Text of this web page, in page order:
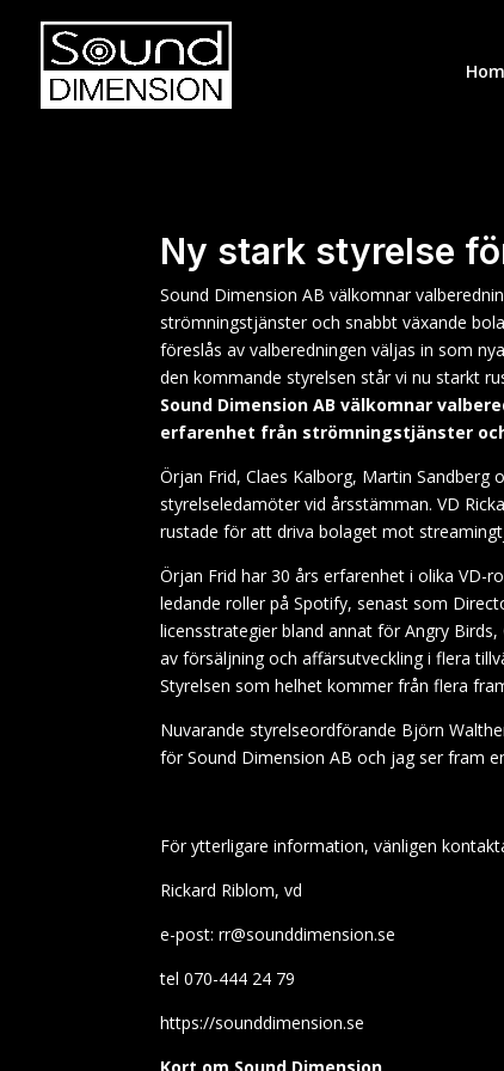
Ny stark styrelse
Sound Dimension AB välkomnar
strömningstjänster och snabbt växande
föreslås av valberedningen väljas in som
den kommande styrelsen står vi nu starkt
Sound Dimension AB välkomnar
erfarenhet från strömningstjänster
Örjan Frid, Claes Kalborg, Martin Sandberg
styrelseledamöter vid årsstämman. VD
rustade för att driva bolaget mot
Örjan Frid har 30 års erfarenhet i olika VD-
ledande roller på Spotify, senast som
licensstrategier bland annat för Angry
av försäljning och affärsutveckling i flera
Styrelsen som helhet kommer från flera
Nuvarande styrelseordförande Björn
för Sound Dimension AB och jag ser fram
För ytterligare information, vänligen
Rickard Riblom, vd
e-post: rr@sounddimension.se
tel 070-444 24 79
https://sounddimension.se